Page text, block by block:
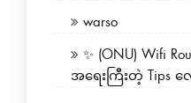
warso
✨ (ONU) Wifi
အရေးကြီးတဲ့ Tips